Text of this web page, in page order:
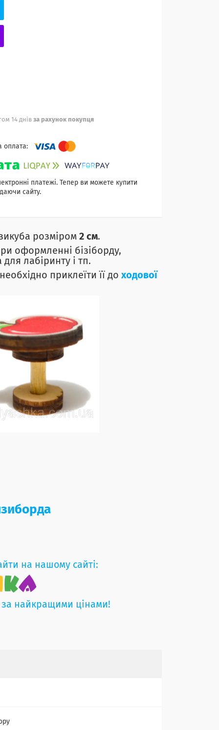
14 днів за рахунок покупця
платежі. Тепер ви можете купити
сайту.
розміром 2 см.
оформленні бізіборду,
для лабіринту і тп.
приклеїти її до ходової
на нашому сайті:
найкращими цінами!